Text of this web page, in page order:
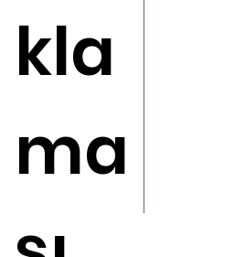
kla
ma